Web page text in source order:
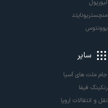
لیورپول
منچستریونایتد
یوونتوس
سایر
جام ملت های آسیا
رنکینگ فیفا
نقل و انتقالات اروپا